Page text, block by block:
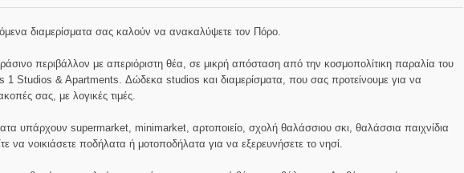
διαμερίσματα σας καλούν να ανακαλύψετε τον Πόρο.
περιβάλλον με απεριόριστη θέα, σε μικρή απόσταση από την κοσμοπολίτικη παραλία του
1 Studios & Apartments. Δώδεκα studios και διαμερίσματα, που σας προτείνουμε για να
σας, με λογικές τιμές.
υπάρχουν supermarket, minimarket, αρτοποιείο, σχολή θαλάσσιου σκι, θαλάσσια παιχνίδια
να νοικιάσετε ποδήλατα ή μοτοποδήλατα για να εξερευνήσετε το νησί.